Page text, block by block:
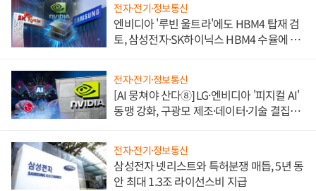
전자·전기·정보통신
엔비디아 '루빈 울트라'에도 HBM4 탑재 검
토, 삼성전자·SK하이닉스 HBM4 수율에 주
전자·전기·정보통신
[AI 뭉쳐야 산다⑧] LG·엔비디아 '피지컬 AI'
동맹 강화, 구광모 제조·데이터·기술 결집
전자·전기·정보통신
삼성전자 넷리스트와 특허분쟁 매듭, 5년 동
안 최대 1.3조 라이선스비 지급